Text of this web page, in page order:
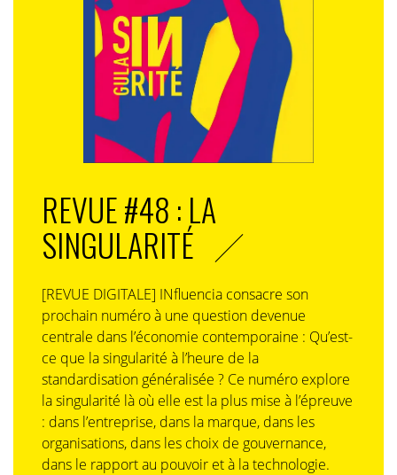
REVUE #48 : LA
SINGULARITÉ
[REVUE DIGITALE] INfluencia consacre son
prochain numéro à une question devenue
centrale dans l’économie contemporaine : Qu’est-
ce que la singularité à l’heure de la
standardisation généralisée ? Ce numéro explore
la singularité là où elle est la plus mise à l’épreuve
: dans l’entreprise, dans la marque, dans les
organisations, dans les choix de gouvernance,
dans le rapport au pouvoir et à la technologie.